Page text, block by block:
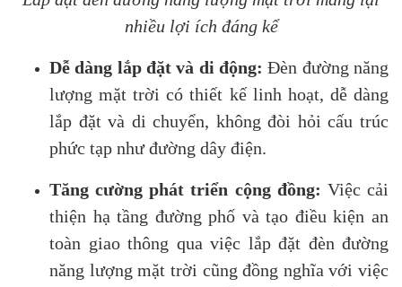
nhiều lợi ích đáng kể
Dễ dàng lắp đặt và di động: Đèn đường năng
lượng mặt trời có thiết kế linh hoạt, dễ dàng
lắp đặt và di chuyển, không đòi hỏi cấu trúc
phức tạp như đường dây điện.
Tăng cường phát triển cộng đồng: Việc cải
thiện hạ tầng đường phố và tạo điều kiện an
toàn giao thông qua việc lắp đặt đèn đường
năng lượng mặt trời cũng đồng nghĩa với việc